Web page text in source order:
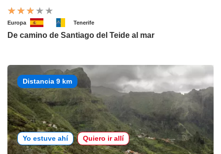
Europa Tenerife
De camino de Santiago del Teide al mar
Distancia 9 km
Yo estuve ahí Quiero ir allí